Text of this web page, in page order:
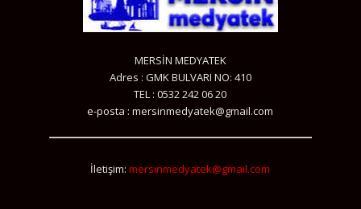
MERSİN MEDYATEK
Adres : GMK BULVARI NO: 410
TEL : 0532 242 06 20
e-posta : mersinmedyatek@gmail.com
İletişim:mersinmedyatek@gmail.com